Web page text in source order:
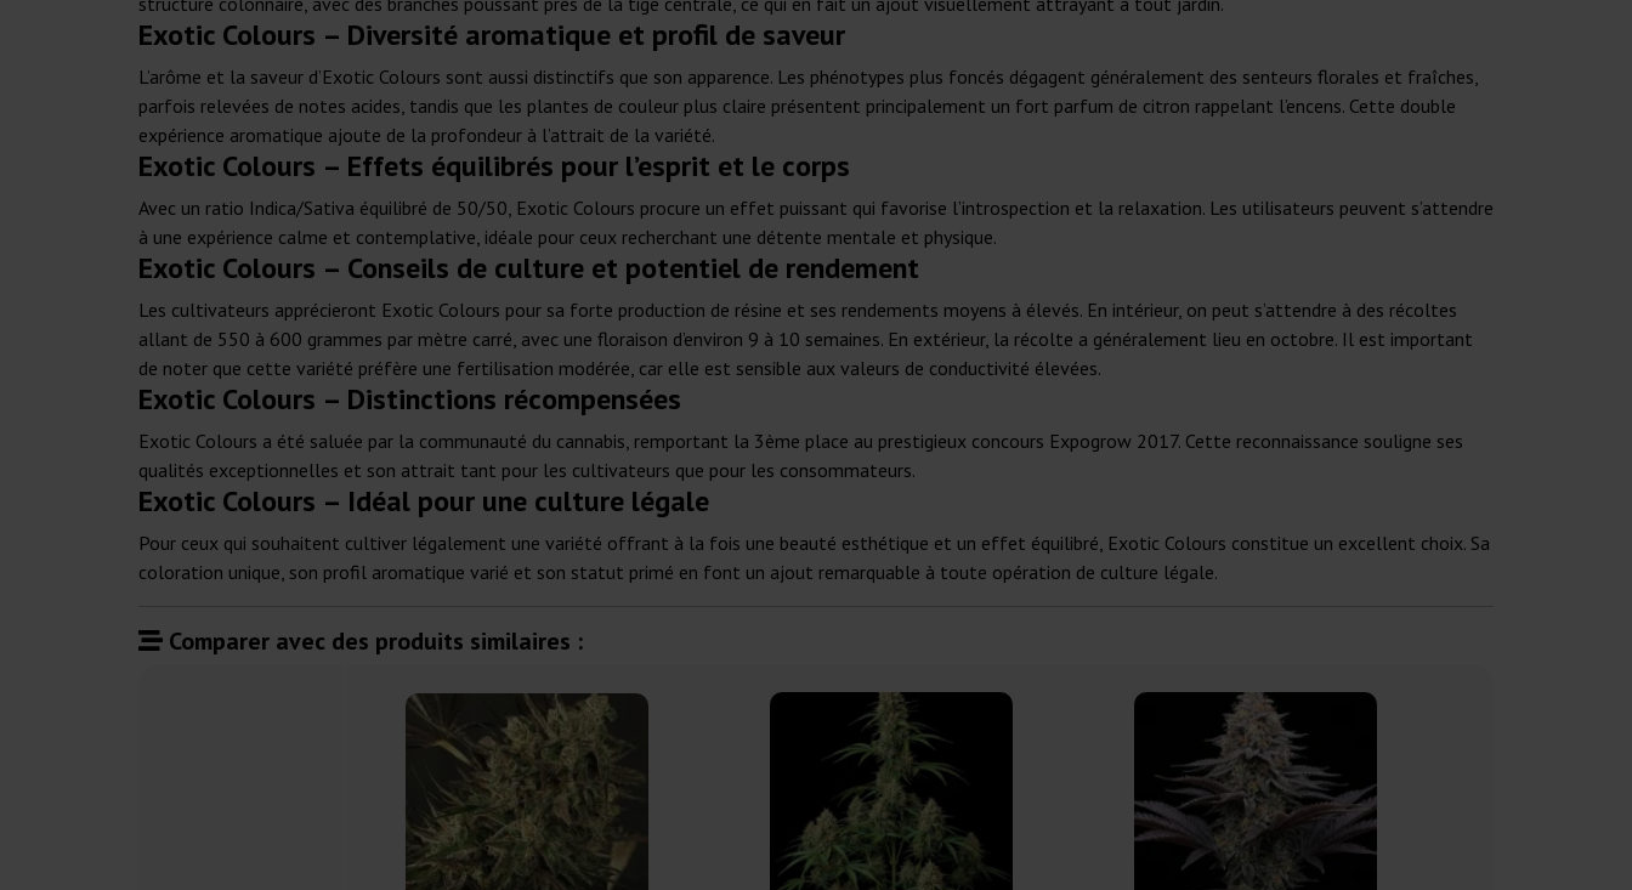
Exotic Colours – Diversité aromatique et profil de saveur
L’arôme et la saveur d’Exotic Colours sont aussi distinctifs que son apparence. Les phénotypes plus foncés dégagent généralement des senteurs florales et fraîches,
parfois relevées de notes acides, tandis que les plantes de couleur plus claire présentent principalement un fort parfum de citron rappelant l’encens. Cette double
expérience aromatique ajoute de la profondeur à l’attrait de la variété.
Exotic Colours – Effets équilibrés pour l’esprit et le corps
Avec un ratio Indica/Sativa équilibré de 50/50, Exotic Colours procure un effet puissant qui favorise l’introspection et la relaxation. Les utilisateurs peuvent s’attendre
à une expérience calme et contemplative, idéale pour ceux recherchant une détente mentale et physique.
Exotic Colours – Conseils de culture et potentiel de rendement
Les cultivateurs apprécieront Exotic Colours pour sa forte production de résine et ses rendements moyens à élevés. En intérieur, on peut s’attendre à des récoltes
allant de 550 à 600 grammes par mètre carré, avec une floraison d’environ 9 à 10 semaines. En extérieur, la récolte a généralement lieu en octobre. Il est important
de noter que cette variété préfère une fertilisation modérée, car elle est sensible aux valeurs de conductivité élevées.
Exotic Colours – Distinctions récompensées
Exotic Colours a été saluée par la communauté du cannabis, remportant la 3ème place au prestigieux concours Expogrow 2017. Cette reconnaissance souligne ses
qualités exceptionnelles et son attrait tant pour les cultivateurs que pour les consommateurs.
Exotic Colours – Idéal pour une culture légale
Pour ceux qui souhaitent cultiver légalement une variété offrant à la fois une beauté esthétique et un effet équilibré, Exotic Colours constitue un excellent choix. Sa
coloration unique, son profil aromatique varié et son statut primé en font un ajout remarquable à toute opération de culture légale.
Comparer avec des produits similaires :